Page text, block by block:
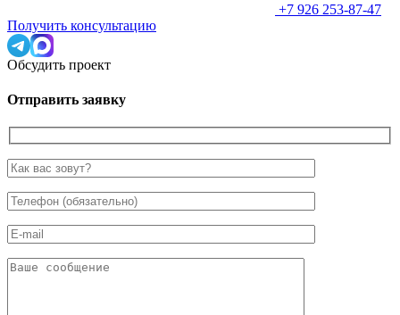
+7 926 253-87-47
Получить консультацию
Обсудить проект
Отправить заявку